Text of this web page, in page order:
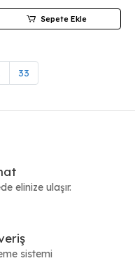
Sepete Ekle
33
elinize ulaşır.
sistemi